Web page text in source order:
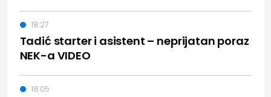
Tadić starter i asistent – neprijatan poraz
NEK-a VIDEO
18:27
18:05